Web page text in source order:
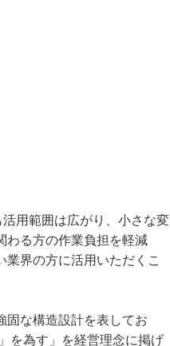
⽤範囲は広がり、⼩さな変
わる⽅の作業負担を軽減
界の⽅に活⽤いただくこ
固な構造設計を表してお
を為す」を経営理念に掲げ